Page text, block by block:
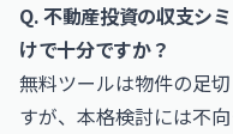
Q. 不動産投資の収支シ
けで十分ですか？
無料ツールは物件の足
すが、本格検討には不